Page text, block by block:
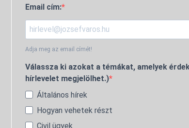
Email cím:
Adja meg az email címét!
Válassza ki azokat a témákat, amelyek
hírlevelet megjelölhet.)
Általános hírek
Hogyan vehetek részt
Civil ügyek